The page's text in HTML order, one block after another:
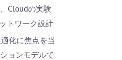
Cloudの実験
トワーク設計
化に焦点を当
ョンモデルで